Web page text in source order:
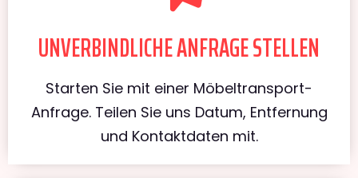
UNVERBINDLICHE ANFRAGE STELLEN
Starten Sie mit einer Möbeltransport-
Anfrage. Teilen Sie uns Datum, Entfernung
und Kontaktdaten mit.